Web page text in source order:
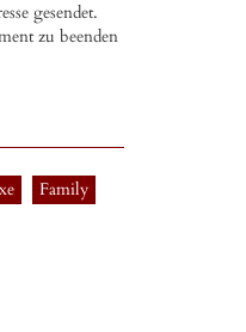
gesendet.
zu beenden
Family